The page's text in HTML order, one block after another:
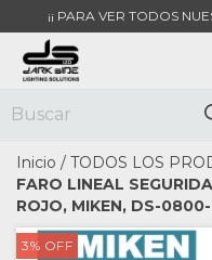
¡¡ PARA VER TODOS
Inicio / TODOS LOS
FARO LINEAL
ROJO, MIKEN, DS-
3% OFF